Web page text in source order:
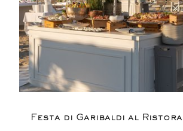
Festa di Garibaldi al